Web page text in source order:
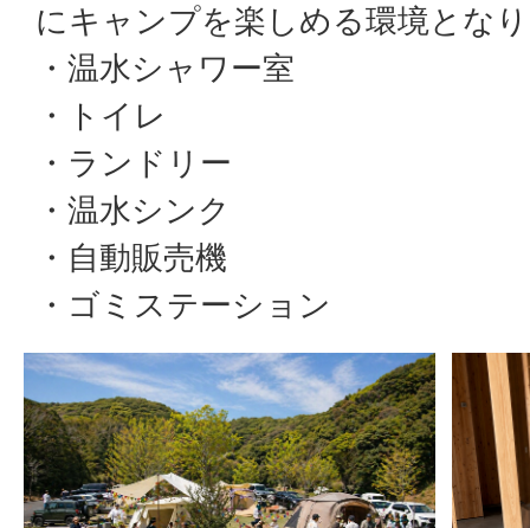
にキャンプを楽しめる環境とな
・温水シャワー室
・トイレ
・ランドリー
・温水シンク
・自動販売機
・ゴミステーション